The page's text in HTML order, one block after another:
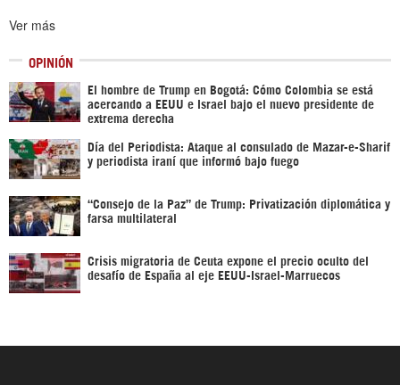
Ver más
OPINIÓN
El hombre de Trump en Bogotá: Cómo Colombia se está
acercando a EEUU e Israel bajo el nuevo presidente de
extrema derecha
Día del Periodista: Ataque al consulado de Mazar-e-Sharif
y periodista iraní que informó bajo fuego
“Consejo de la Paz” de Trump: Privatización diplomática y
farsa multilateral
Crisis migratoria de Ceuta expone el precio oculto del
desafío de España al eje EEUU-Israel-Marruecos